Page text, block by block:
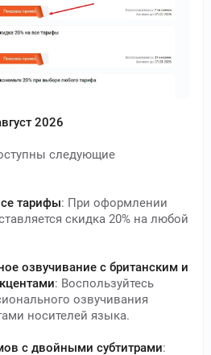
2026
следующие
тарифы: При оформлении
скидка 20% на любой
озвучивание с британским и
: Воспользуйтесь
озвучивания
носителей языка.
с двойными субтитрами: